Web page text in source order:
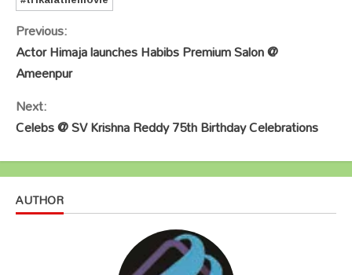
Continue
Reading
Previous:
Actor Himaja launches Habibs Premium Salon @
Ameenpur
Next:
Celebs @ SV Krishna Reddy 75th Birthday Celebrations
AUTHOR